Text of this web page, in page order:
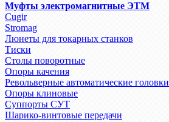
Муфты электромагнитные ЭТМ
Cugir
Stromag
Люнеты для токарных станков
Тиски
Столы поворотные
Опоры качения
Револьверные автоматические головки
Опоры клиновые
Суппорты СУТ
Шарико-винтовые передачи